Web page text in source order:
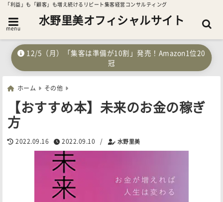
「利益」も「顧客」も増え続けるリピート集客経営コンサルティング
menu
水野里美オフィシャルサイト
12/5（月）「集客は準備が10割」発売！Amazon1位20
冠
ホーム その他
【おすすめ本】未来のお金の稼ぎ
方
2022.09.16 2022.09.10 / 水野里美